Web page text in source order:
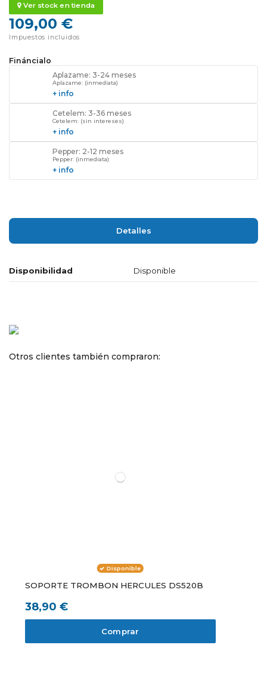
Ver stock en tienda
109,00 €
Impuestos incluidos
Fináncialo
Aplazame: 3-24 meses
Aplazame: (inmediata)
+ info
Cetelem: 3-36 meses
Cetelem: (sin intereses)
+ info
Pepper: 2-12 meses
Pepper: (inmediata)
+ info
Detalles
Disponibilidad Disponible
Otros clientes también compraron:
Disponible
SOPORTE TROMBON HERCULES DS520B
38,90 €
Comprar